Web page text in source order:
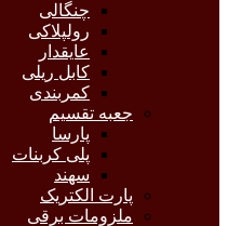
چنگالی
رولپلاکی
عایقدار
کابل ریلی
کمربندی
جعبه تقسیم
پارسا
پلی کربنات
سهند
پارت الکتریک
ملزومات برقی